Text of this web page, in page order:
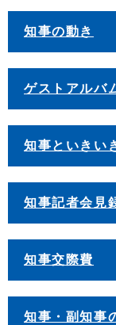
知事の動き
ゲストアルバ
知事といきい
知事記者会見
知事交際費
知事・副知事